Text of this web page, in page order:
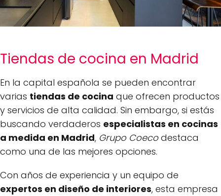
Tiendas de cocina en Madrid
En la capital española se pueden encontrar
varias tiendas de cocina que ofrecen productos
y servicios de alta calidad. Sin embargo, si estás
buscando verdaderos especialistas en cocinas
a medida en Madrid, Grupo Coeco destaca
como una de las mejores opciones.
Con años de experiencia y un equipo de
expertos en diseño de interiores, esta empresa